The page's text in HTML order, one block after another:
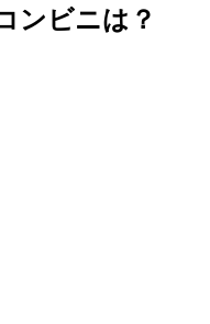
ンビニは？